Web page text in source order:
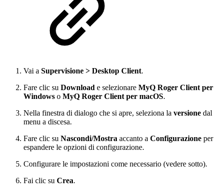
Vai a Supervisione > Desktop Client.
Fare clic su Download e selezionare MyQ Roger Client per
Windows o MyQ Roger Client per macOS.
Nella finestra di dialogo che si apre, seleziona la versione dal
menu a discesa.
Fare clic su Nascondi/Mostra accanto a Configurazione per
espandere le opzioni di configurazione.
Configurare le impostazioni come necessario (vedere sotto).
Fai clic su Crea.